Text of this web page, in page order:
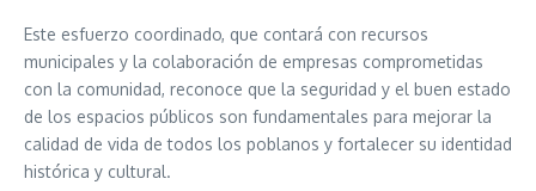
Este esfuerzo coordinado, que contará con recursos
municipales y la colaboración de empresas comprometidas
con la comunidad, reconoce que la seguridad y el buen estado
de los espacios públicos son fundamentales para mejorar la
calidad de vida de todos los poblanos y fortalecer su identidad
histórica y cultural.